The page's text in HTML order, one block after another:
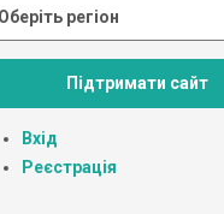
Підтримати сайт
Вхід
Реєстрація